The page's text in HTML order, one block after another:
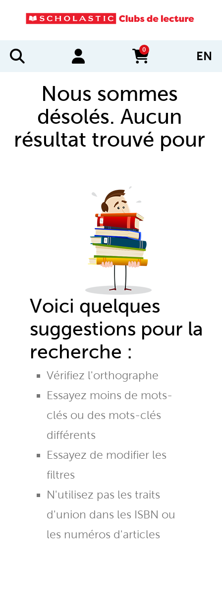
0
items in cart EN
Nous sommes
désolés. Aucun
résultat trouvé pour
Voici quelques
suggestions pour la
recherche :
Vérifiez l'orthographe
Essayez moins de mots-
clés ou des mots-clés
différents
Essayez de modifier les
filtres
N'utilisez pas les traits
d'union dans les ISBN ou
les numéros d'articles